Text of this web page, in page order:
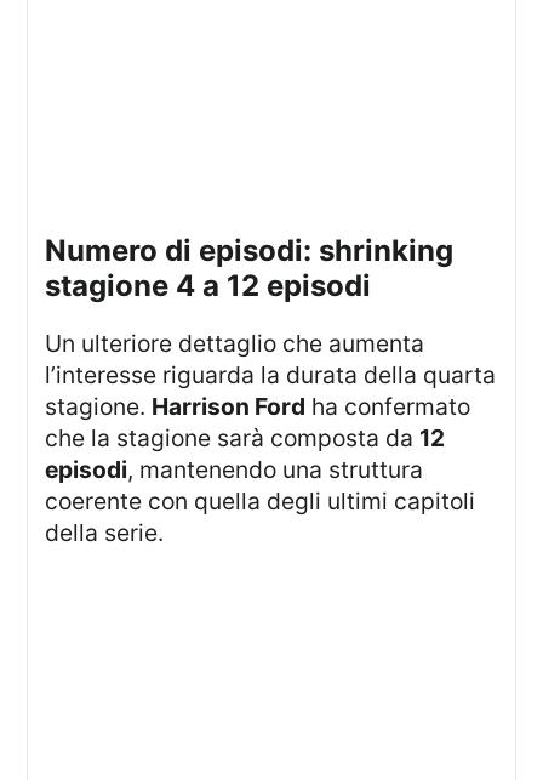
numero di episodi: shrinking
stagione 4 a 12 episodi
Un ulteriore dettaglio che aumenta
l’interesse riguarda la durata della quarta
stagione. Harrison Ford ha confermato
che la stagione sarà composta da 12
episodi, mantenendo una struttura
coerente con quella degli ultimi capitoli
della serie.